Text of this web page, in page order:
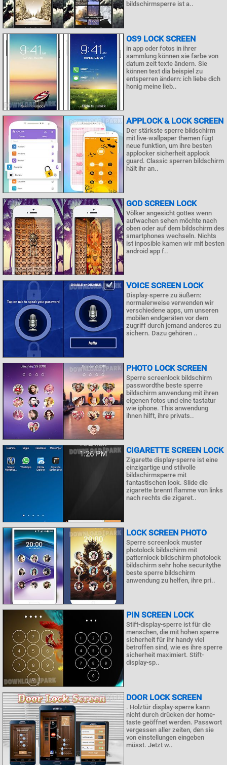
bildschirmsperre ist a..
OS9 LOCK SCREEN
in app oder fotos in ihrer
sammlung können sie farbe von
datum zeit texte ändern. Sie
können text dia beispiel zu
entsperren ändern: ich liebe dich
honig meine lieb..
APPLOCK & LOCK SCREEN
Der stärkste sperre bildschirm
mit live-wallpaper themen fügt
neue funktion, um ihre besten
applocker sicherheit applock
guard. Classic sperren bildschirm
hält ihr an..
GOD SCREEN LOCK
Völker angesicht gottes wenn
aufwachen sehen möchte nach
oben oder auf dem bildschirm des
smartphones wechseln. Nichts
ist inposible kamen wir mit besten
android app f..
VOICE SCREEN LOCK
Display-sperre zu äußern:
normalerweise verwenden wir
verschiedene apps, um unseren
mobilen endgeräten vor dem
zugriff durch jemand anderes zu
sichern. Dazu gehören ..
PHOTO LOCK SCREEN
Sperre screenlock bildschirm
passwordthe beste sperre
bildschirm anwendung mit ihren
eigenen fotos und eine tastatur
wie iphone. This anwendung
ihnen hilft, ihre privats..
CIGARETTE SCREEN LOCK
Zigarette display-sperre ist eine
einzigartige und stilvolle
bildschirmsperre mit
fantastischen look. Slide die
zigarette brennt flamme von links
nach rechts die zigaret..
LOCK SCREEN PHOTO
Sperre screenlock muster
photolock bildschirm mit
patternlock bildschirm photolock
bildschirm sehr hohe securitythe
beste sperre bildschirm
anwendung zu helfen, ihre pri..
PIN SCREEN LOCK
Stift-display-sperre ist für die
menschen, die mit hohen sperre
sicherheit für ihr handy viel
betroffen sind, wie es ihre sperre
sicherheit maximiert. Stift-
display-sp..
DOOR LOCK SCREEN
. Holztür display-sperre kann
nicht durch drücken der home-
taste geöffnet werden. Passwort
vergessen aller zeiten, den sie
von einstellungen eingeben
müsst. Jetzt w..